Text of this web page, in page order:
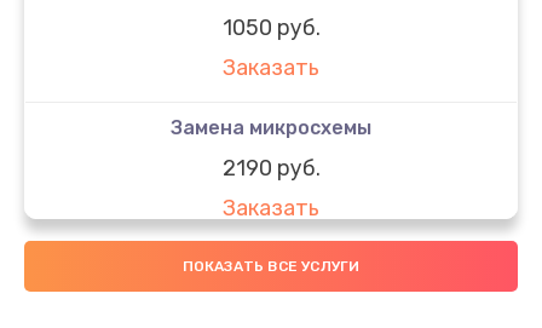
1050 руб.
Заказать
Замена микросхемы
2190 руб.
Заказать
Замена передней камеры
ПОКАЗАТЬ ВСЕ УСЛУГИ